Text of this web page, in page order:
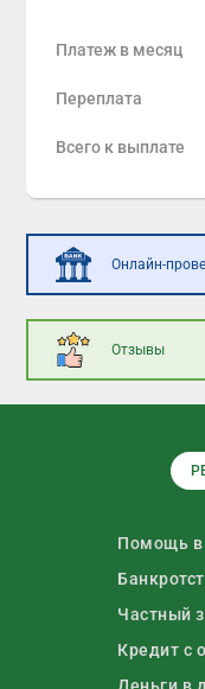
Платеж в месяц
Переплата
Всего к выплате
Онлайн-
Отзывы
Помощь в
Частный
Кредит с